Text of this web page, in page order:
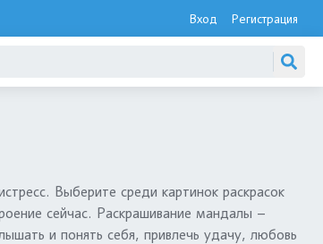
Вход Регистрация
Выберите среди картинок раскрасок
сейчас. Раскрашивание мандалы –
и понять себя, привлечь удачу, любовь